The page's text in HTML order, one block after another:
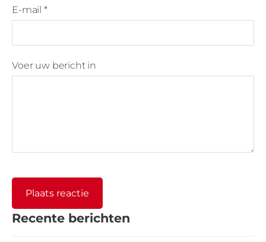
Recente berichten
E-mail *
Voer uw bericht in